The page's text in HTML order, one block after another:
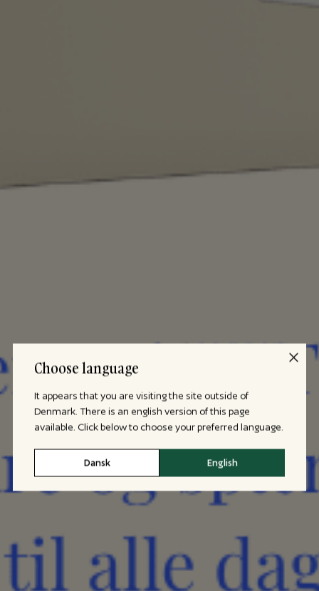
Choose language
It appears that you are visiting the site outside of
Denmark. There is an english version of this page
available. Click below to choose your preferred language.
Dansk English